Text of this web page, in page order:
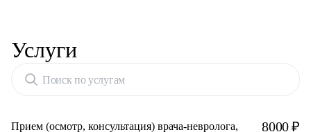
Услуги
Поиск по услугам
Прием (осмотр, консультация) врача-невролога,
8000 ₽